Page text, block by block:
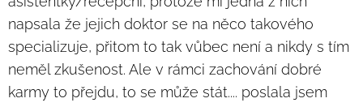
napsala že jejich doktor se na něco takového
specializuje, přitom to tak vůbec není a nikdy s tím
neměl zkušenost. Ale v rámci zachování dobré
karmy to přejdu, to se může stát.... poslala jsem